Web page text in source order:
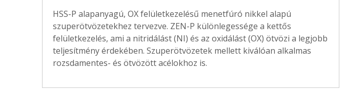
HSS-P alapanyagú, OX felületkezelésű menetfúró nikkel alapú
szuperötvözetekhez tervezve. ZEN-P különlegessége a kettős
felületkezelés, ami a nitridálást (NI) és az oxidálást (OX) ötvözi a legjobb
teljesítmény érdekében. Szuperötvözetek mellett kiválóan alkalmas
rozsdamentes- és ötvözött acélokhoz is.